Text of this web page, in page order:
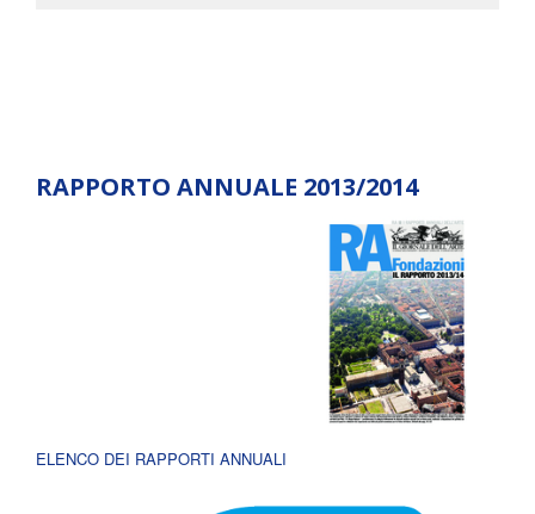
RAPPORTO ANNUALE 2013/2014
ELENCO DEI RAPPORTI ANNUALI